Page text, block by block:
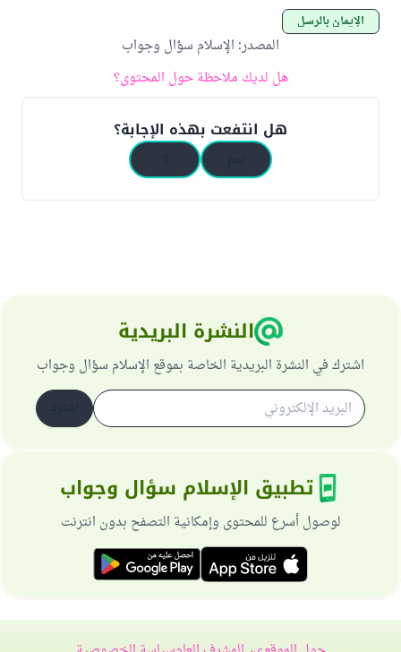
الإيمان بالرسل
المصدر: الإسلام سؤال وجواب
هل لديك ملاحظة حول المحتوى؟
هل انتفعت بهذه الإجابة؟
النشرة البريدية
اشترك في النشرة البريدية الخاصة بموقع الإسلام سؤال وجواب
تطبيق الإسلام سؤال وجواب
لوصول أسرع للمحتوى وإمكانية التصفح بدون انترنت